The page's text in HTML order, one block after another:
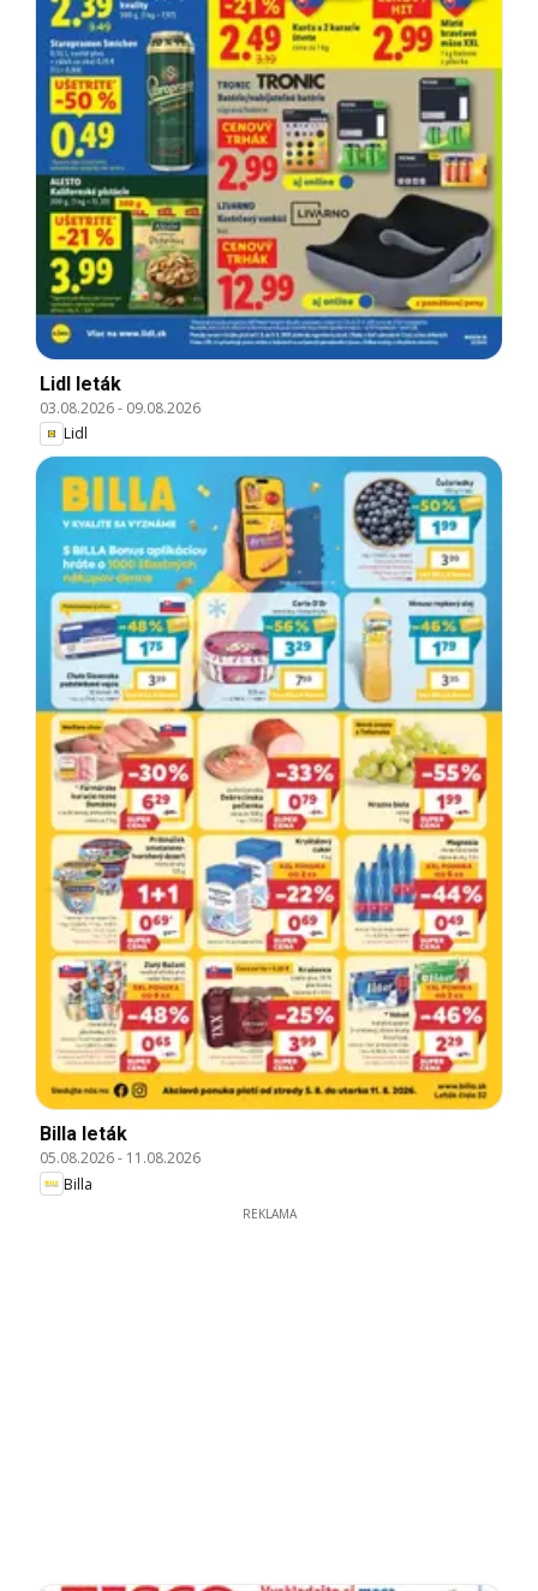
Lidl leták
03.08.2026- 09.08.2026
Lidl
Billa leták
05.08.2026- 11.08.2026
Billa
REKLAMA